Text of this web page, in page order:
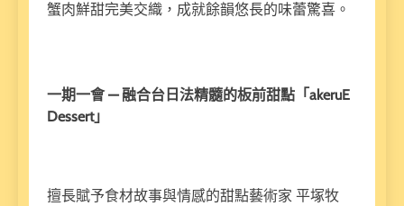
蟹肉鮮甜完美交織，成就餘韻悠長的味蕾驚喜。
一期一會 — 融合台日法精髓的板前甜點「akeruE
Dessert」
擅長賦予食材故事與情感的甜點藝術家 平塚牧